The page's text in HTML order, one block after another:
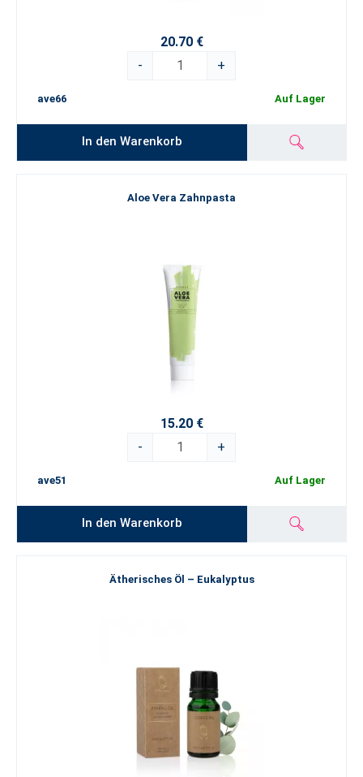
20.70 €
-
+
ave66 Auf Lager
In den Warenkorb
Aloe Vera Zahnpasta
15.20 €
-
+
ave51 Auf Lager
In den Warenkorb
Ätherisches Öl – Eukalyptus